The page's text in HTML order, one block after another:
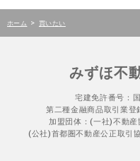
ホーム > 買いたい
みずほ不
宅建免許番号：
第二種金融商品取引業登
加盟団体：(一社)不動
(公社)首都圏不動産公正取引